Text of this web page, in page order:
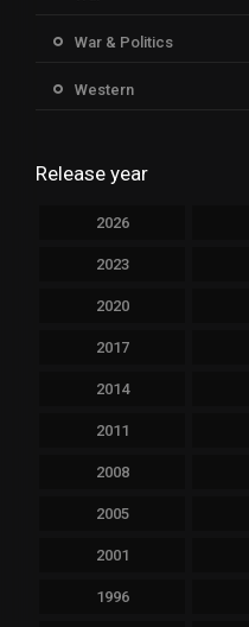
War & Politics
Western
Release year
2026
2023
2020
2017
2014
2011
2008
2005
2001
1996